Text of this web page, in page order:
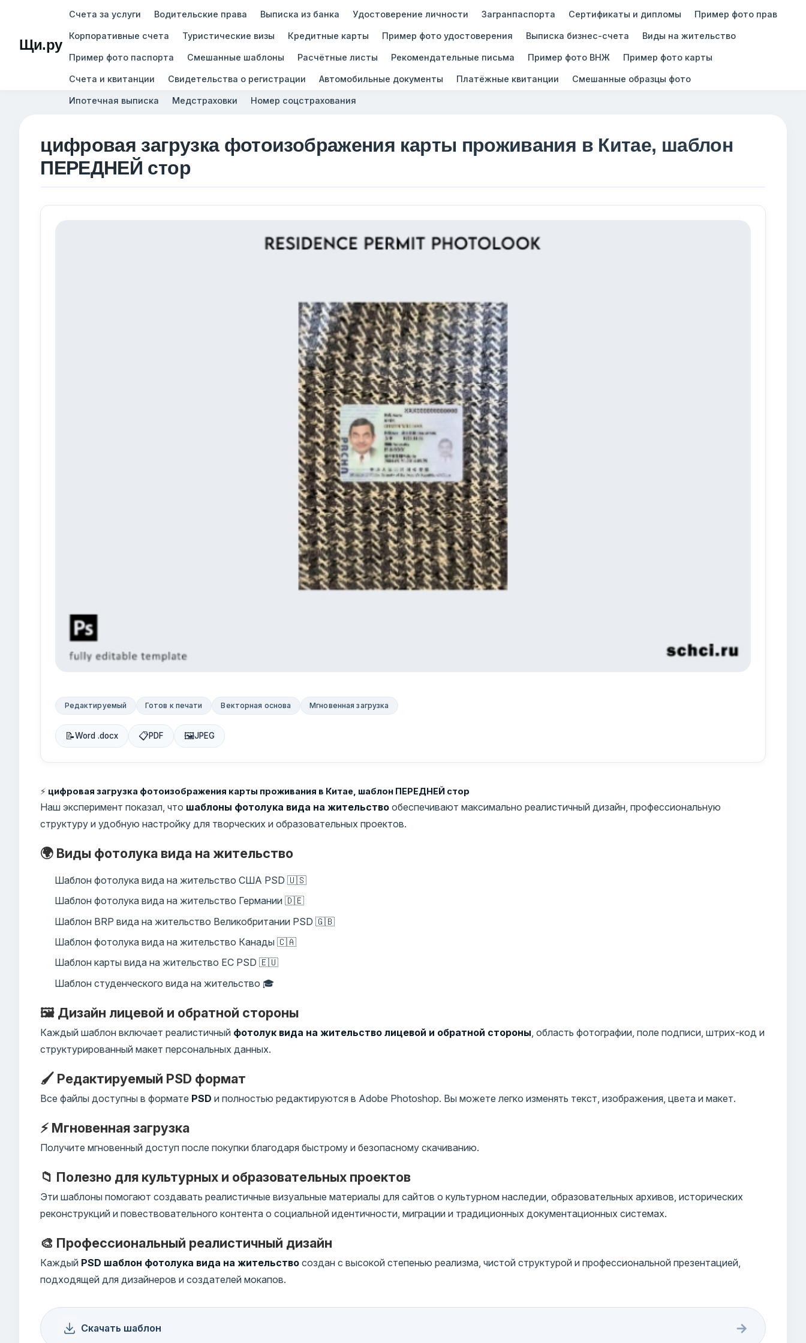
Щи.ру
Счета за услуги Водительские права Выписка из банка Удостоверение личности Загранпаспорта Сертификаты и дипломы Пример фото прав
Корпоративные счета Туристические визы Кредитные карты Пример фото удостоверения Выписка бизнес-счета Виды на жительство
Пример фото паспорта Смешанные шаблоны Расчётные листы Рекомендательные письма Пример фото ВНЖ Пример фото карты
Счета и квитанции Свидетельства о регистрации Автомобильные документы Платёжные квитанции Смешанные образцы фото
Ипотечная выписка Медстраховки Номер соцстрахования
цифровая загрузка фотоизображения карты проживания в Китае, шаблон
ПЕРЕДНЕЙ стор
Редактируемый Готов к печати Векторная основа Мгновенная загрузка
📝Word .docx 📋PDF 🖼JPEG
⚡ цифровая загрузка фотоизображения карты проживания в Китае, шаблон ПЕРЕДНЕЙ стор
Наш эксперимент показал, что шаблоны фотолука вида на жительство обеспечивают максимально реалистичный дизайн, профессиональную
структуру и удобную настройку для творческих и образовательных проектов.
🌍 Виды фотолука вида на жительство
Шаблон фотолука вида на жительство США PSD 🇺🇸
Шаблон фотолука вида на жительство Германии 🇩🇪
Шаблон BRP вида на жительство Великобритании PSD 🇬🇧
Шаблон фотолука вида на жительство Канады 🇨🇦
Шаблон карты вида на жительство ЕС PSD 🇪🇺
Шаблон студенческого вида на жительство 🎓
🖼️ Дизайн лицевой и обратной стороны
Каждый шаблон включает реалистичный фотолук вида на жительство лицевой и обратной стороны , область фотографии, поле подписи, штрих-код и
структурированный макет персональных данных.
🖌️ Редактируемый PSD формат
Все файлы доступны в формате PSD и полностью редактируются в Adobe Photoshop. Вы можете легко изменять текст, изображения, цвета и макет.
⚡ Мгновенная загрузка
Получите мгновенный доступ после покупки благодаря быстрому и безопасному скачиванию.
📁 Полезно для культурных и образовательных проектов
Эти шаблоны помогают создавать реалистичные визуальные материалы для сайтов о культурном наследии, образовательных архивов, исторических
реконструкций и повествовательного контента о социальной идентичности, миграции и традиционных документационных системах.
🎨 Профессиональный реалистичный дизайн
Каждый PSD шаблон фотолука вида на жительство создан с высокой степенью реализма, чистой структурой и профессиональной презентацией,
подходящей для дизайнеров и создателей мокапов.
Скачать шаблон →